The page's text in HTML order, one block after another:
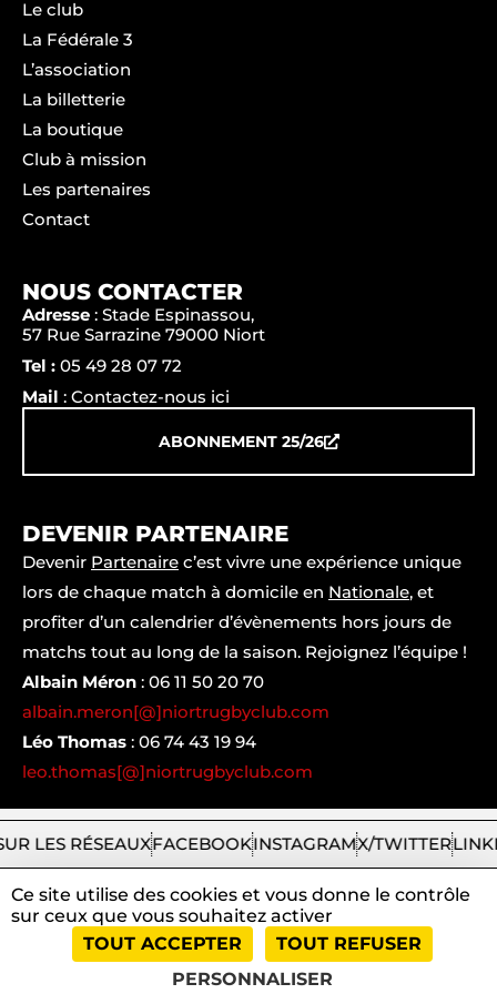
Le club
La Fédérale 3
L’association
La billetterie
La boutique
Club à mission
Les partenaires
Contact
NOUS CONTACTER
Adresse : Stade Espinassou,
57 Rue Sarrazine 79000 Niort
Tel : 05 49 28 07 72
Mail : Contactez-nous ici
ABONNEMENT 25/26
DEVENIR PARTENAIRE
Devenir Partenaire c’est vivre une expérience unique
lors de chaque match à domicile en Nationale, et
profiter d’un calendrier d’évènements hors jours de
matchs tout au long de la saison. Rejoignez l’équipe !
Albain Méron : 06 11 50 20 70
albain.meron[@]niortrugbyclub.com
Léo Thomas : 06 74 43 19 94
leo.thomas[@]niortrugbyclub.com
LES RÉSEAUXFACEBOOKINSTAGRAMX/TWITTER
Niort
2026
|Mentions
|Tous
|
Ce site utilise des cookies et vous donne le contrôle
sur ceux que vous souhaitez activer
TOUT ACCEPTER
TOUT REFUSER
PERSONNALISER